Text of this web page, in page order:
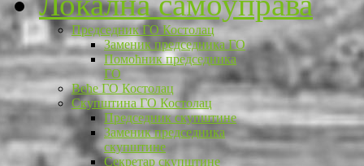
Председник ГО Костолац
Заменик председника ГО
Помоћник председника
ГО
Веће ГО Костолац
Скупштина ГО Костолац
Председник скупштине
Заменик председника
скупштине
Секретар скупштине